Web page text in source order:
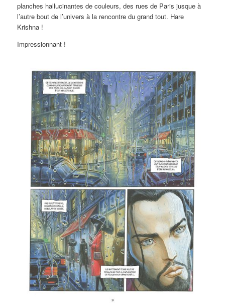
planches hallucinantes de couleurs, des rues de Paris jusque à
l’autre bout de l’univers à la rencontre du grand tout. Hare
Krishna !
Impressionnant !